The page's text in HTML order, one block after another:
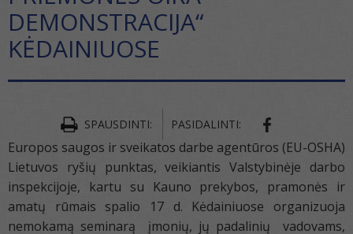
DEMONSTRACIJA“
KĖDAINIUOSE
SPAUSDINTI: PASIDALINTI:
Europos saugos ir sveikatos darbe agentūros (EU-OSHA)
Lietuvos ryšių punktas, veikiantis Valstybinėje darbo
inspekcijoje, kartu su Kauno prekybos, pramonės ir
amatų rūmais spalio 17 d. Kėdainiuose organizuoja
nemokamą seminarą įmonių, jų padalinių vadovams,